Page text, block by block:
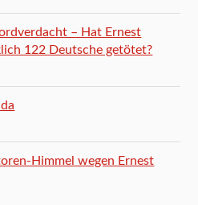
– Hat Ernest
122 Deutsche getötet?
Himmel wegen Ernest